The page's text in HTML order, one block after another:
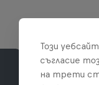
Този
съгласие
на трети